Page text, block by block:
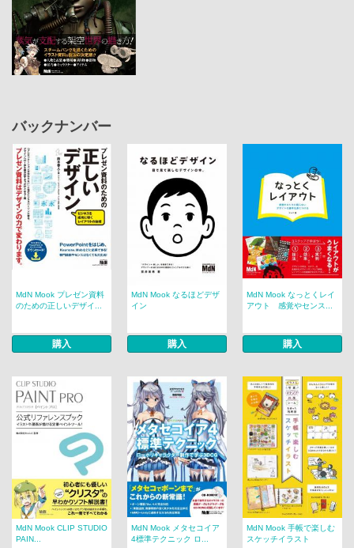
バックナンバー
MdN Mook プレゼン資料
のための正しいデザイ...
購入
MdN Mook なるほどデザ
イン
購入
MdN Mook なっとくレイ
アウト 感覚やセンス...
購入
MdN Mook CLIP STUDIO
PAIN...
MdN Mook メタセコイア
4標準テクニック ロ...
MdN Mook 手帳で楽しむ
スケッチイラスト